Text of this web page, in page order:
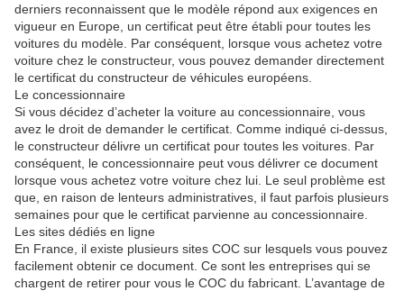
derniers reconnaissent que le modèle répond aux exigences en
vigueur en Europe, un certificat peut être établi pour toutes les
voitures du modèle. Par conséquent, lorsque vous achetez votre
voiture chez le constructeur, vous pouvez demander directement
le certificat du constructeur de véhicules européens.
Le concessionnaire
Si vous décidez d’acheter la voiture au concessionnaire, vous
avez le droit de demander le certificat. Comme indiqué ci-dessus,
le constructeur délivre un certificat pour toutes les voitures. Par
conséquent, le concessionnaire peut vous délivrer ce document
lorsque vous achetez votre voiture chez lui. Le seul problème est
que, en raison de lenteurs administratives, il faut parfois plusieurs
semaines pour que le certificat parvienne au concessionnaire.
Les sites dédiés en ligne
En France, il existe plusieurs sites COC sur lesquels vous pouvez
facilement obtenir ce document. Ce sont les entreprises qui se
chargent de retirer pour vous le COC du fabricant. L’avantage de